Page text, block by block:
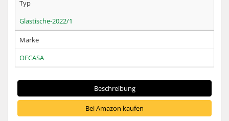
Typ
Glastische-2022/1
Marke
OFCASA
Beschreibung
Bei Amazon kaufen